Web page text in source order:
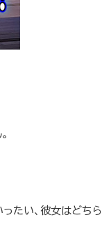
たい、彼女はどちら